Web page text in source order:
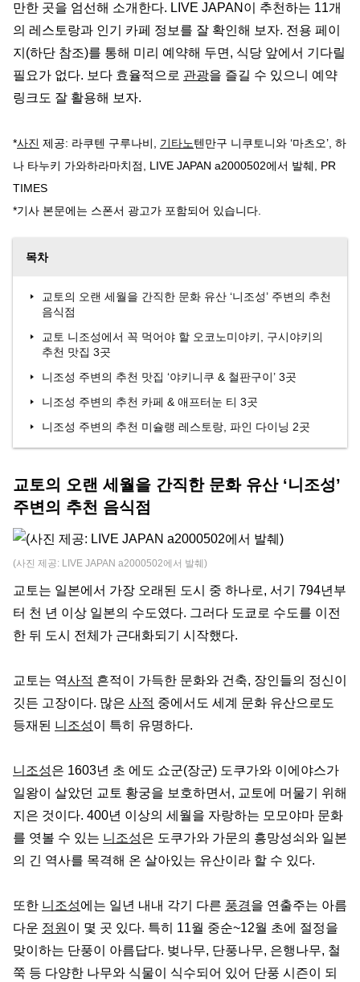
만한 곳을 엄선해 소개한다. LIVE JAPAN이 추천하는 11개
의 레스토랑과 인기 카페 정보를 잘 확인해 보자. 전용 페이
지(하단 참조)를 통해 미리 예약해 두면, 식당 앞에서 기다릴
필요가 없다. 보다 효율적으로 관광을 즐길 수 있으니 예약
링크도 잘 활용해 보자.
*사진 제공: 라쿠텐 구루나비, 기타노텐만구 니쿠토니와 ‘마츠오’, 하
나 타누키 가와하라마치점, LIVE JAPAN a2000502에서 발췌, PR
TIMES
*기사 본문에는 스폰서 광고가 포함되어 있습니다.
목차
교토의 오랜 세월을 간직한 문화 유산 ‘니조성’ 주변의 추천
음식점
교토 니조성에서 꼭 먹어야 할 오코노미야키, 구시야키의
추천 맛집 3곳
니조성 주변의 추천 맛집 ‘야키니쿠 & 철판구이’ 3곳
니조성 주변의 추천 카페 & 애프터눈 티 3곳
니조성 주변의 추천 미슐랭 레스토랑, 파인 다이닝 2곳
교토의 오랜 세월을 간직한 문화 유산 ‘니조성’
주변의 추천 음식점
(사진 제공: LIVE JAPAN a2000502에서 발췌)
교토는 일본에서 가장 오래된 도시 중 하나로, 서기 794년부
터 천 년 이상 일본의 수도였다. 그러다 도쿄로 수도를 이전
한 뒤 도시 전체가 근대화되기 시작했다.
교토는 역사적 흔적이 가득한 문화와 건축, 장인들의 정신이
깃든 고장이다. 많은 사적 중에서도 세계 문화 유산으로도
등재된 니조성이 특히 유명하다.
니조성은 1603년 초 에도 쇼군(장군) 도쿠가와 이에야스가
일왕이 살았던 교토 황궁을 보호하면서, 교토에 머물기 위해
지은 것이다. 400년 이상의 세월을 자랑하는 모모야마 문화
를 엿볼 수 있는 니조성은 도쿠가와 가문의 흥망성쇠와 일본
의 긴 역사를 목격해 온 살아있는 유산이라 할 수 있다.
또한 니조성에는 일년 내내 각기 다른 풍경을 연출주는 아름
다운 정원 이 몇 곳 있다. 특히 11월 중순~12월 초에 절정을
맞이하는 단풍이 아름답다. 벚나무, 단풍나무, 은행나무, 철
쭉 등 다양한 나무와 식물이 식수되어 있어 단풍 시즌이 되